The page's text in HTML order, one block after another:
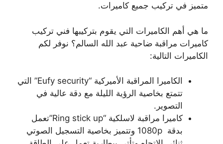
متميز في تركيب جميع كاميرات.
ما هي أهم الكاميرات التي يقوم بتركيبها فني تركيب
كاميرات مراقبة ضاحية عبد الله السالم؟ نوفر لكم
الكاميرات التالية:
الكاميرا المراقبة الأميركية “Eufy security” التي
تتمتع بخاصية الرؤية الليلة مع دقة عالية في
التصوير.
كاميرا مراقبة لاسلكية “Ring stick up”تعمل
بدقة 1080p وتتميز بخاصية التسجيل الصوتي